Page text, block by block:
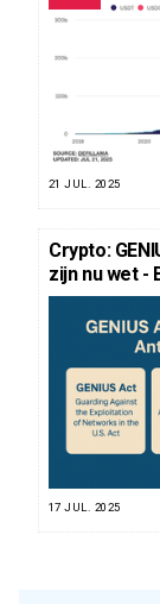
21 JUL. 2025
Crypto:
zijn nu wet -
17 JUL. 2025